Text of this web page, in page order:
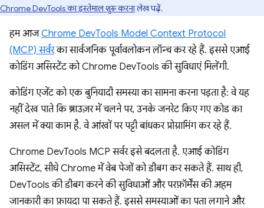
Chrome DevTools का इस्तेमाल शुरू करनालेख पढ़ें.
हम आजChrome DevTools Model Context Protocol
(MCP) सर्वरका सार्वजनिक पूर्वावलोकन लॉन्च कर रहे हैं. इससे एआई
कोडिंग असिस्टेंट को Chrome DevTools की सुविधाएं मिलेंगी.
कोडिंग एजेंट को एक बुनियादी समस्या का सामना करना पड़ता है: वे यह
नहीं देख पाते कि ब्राउज़र में चलने पर, उनके जनरेट किए गए कोड का
असल में क्या काम है. वे आंखों पर पट्टी बांधकर प्रोग्रामिंग कर रहे हैं.
Chrome DevTools MCP सर्वर इसे बदलता है. एआई कोडिंग
असिस्टेंट, सीधे Chrome में वेब पेजों को डीबग कर सकते हैं. साथ ही,
DevTools की डीबग करने की सुविधाओं और परफ़ॉर्मेंस की अहम
जानकारी का फ़ायदा पा सकते हैं. इससे समस्याओं का पता लगाने और